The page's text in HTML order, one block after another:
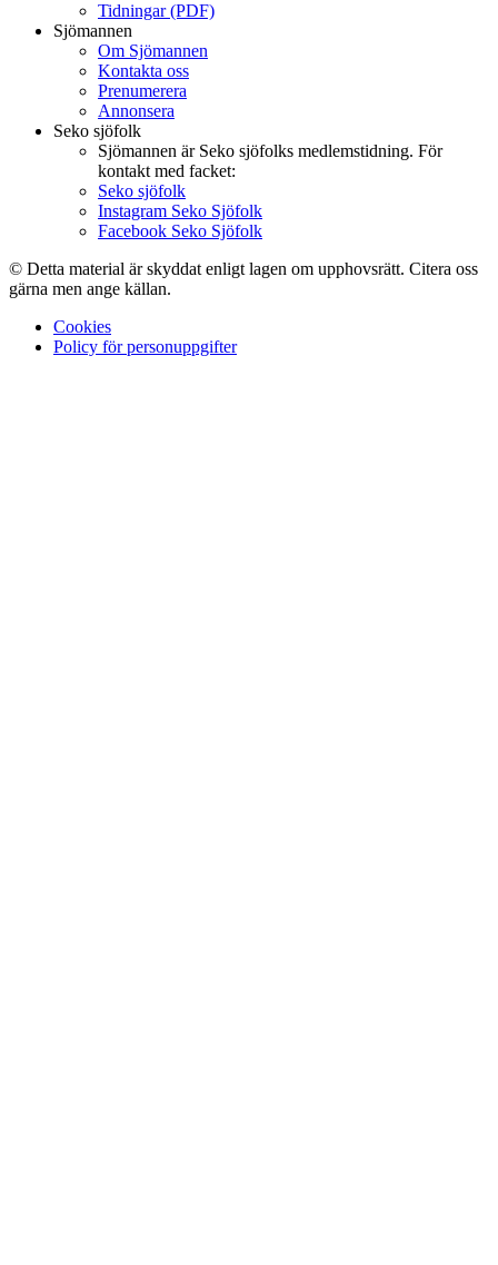
Tidningar (PDF)
Sjömannen
Om Sjömannen
Kontakta oss
Prenumerera
Annonsera
Seko sjöfolk
Sjömannen är Seko sjöfolks medlemstidning. För
kontakt med facket:
Seko sjöfolk
Instagram Seko Sjöfolk
Facebook Seko Sjöfolk
© Detta material är skyddat enligt lagen om upphovsrätt. Citera oss
gärna men ange källan.
Cookies
Policy för personuppgifter